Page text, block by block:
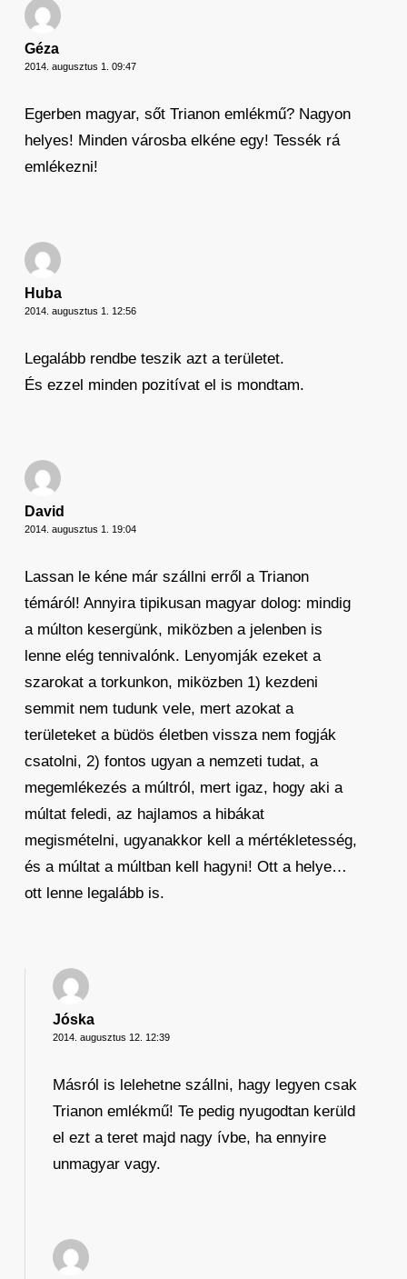
Géza
2014. augusztus 1. 09:47
Egerben magyar, sőt Trianon emlékmű? Nagyon
helyes! Minden városba elkéne egy! Tessék rá
emlékezni!
Huba
2014. augusztus 1. 12:56
Legalább rendbe teszik azt a területet.
És ezzel minden pozitívat el is mondtam.
David
2014. augusztus 1. 19:04
Lassan le kéne már szállni erről a Trianon
témáról! Annyira tipikusan magyar dolog: mindig
a múlton kesergünk, miközben a jelenben is
lenne elég tennivalónk. Lenyomják ezeket a
szarokat a torkunkon, miközben 1) kezdeni
semmit nem tudunk vele, mert azokat a
területeket a büdös életben vissza nem fogják
csatolni, 2) fontos ugyan a nemzeti tudat, a
megemlékezés a múltról, mert igaz, hogy aki a
múltat feledi, az hajlamos a hibákat
megismételni, ugyanakkor kell a mértékletesség,
és a múltat a múltban kell hagyni! Ott a helye…
ott lenne legalább is.
Jóska
2014. augusztus 12. 12:39
Másról is lelehetne szállni, hagy legyen csak
Trianon emlékmű! Te pedig nyugodtan kerüld
el ezt a teret majd nagy ívbe, ha ennyire
unmagyar vagy.